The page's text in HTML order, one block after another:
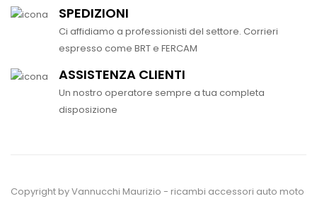
SPEDIZIONI
Ci affidiamo a professionisti del settore. Corrieri
espresso come BRT e FERCAM
ASSISTENZA CLIENTI
Un nostro operatore sempre a tua completa
disposizione
Copyright by Vannucchi Maurizio - ricambi accessori auto moto